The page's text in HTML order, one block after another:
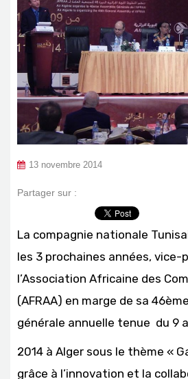
13 novembre 2014
Partager sur :
La compagnie nationale
les 3 prochaines années, vice-
l’Association Africaine des
(AFRAA) en marge de sa
générale annuelle tenue du 9
2014 à Alger sous le thème «
grâce à l’innovation et la